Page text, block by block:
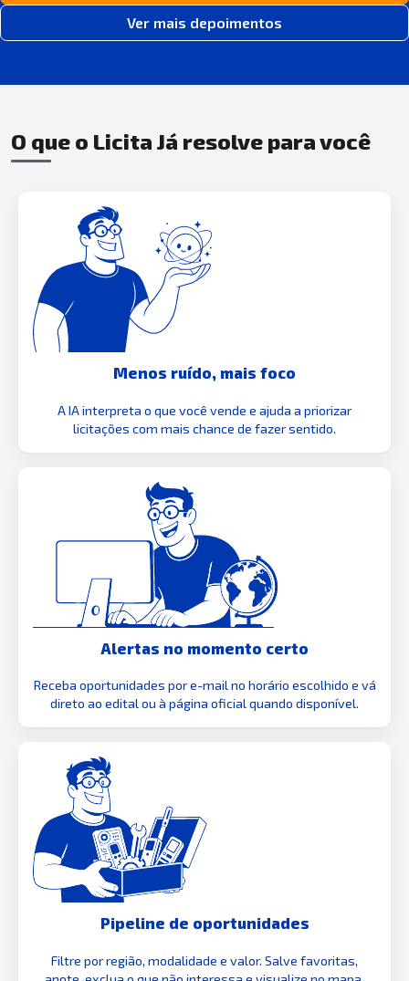
Ver mais depoimentos
O que o Licita Já resolve para você
Menos ruído, mais foco
A IA interpreta o que você vende e ajuda a priorizar
licitações com mais chance de fazer sentido.
Alertas no momento certo
Receba oportunidades por e-mail no horário escolhido e vá
direto ao edital ou à página oficial quando disponível.
Pipeline de oportunidades
Filtre por região, modalidade e valor. Salve favoritas,